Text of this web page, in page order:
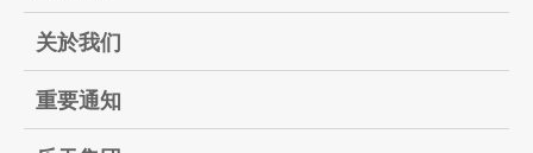
关於我们
重要通知